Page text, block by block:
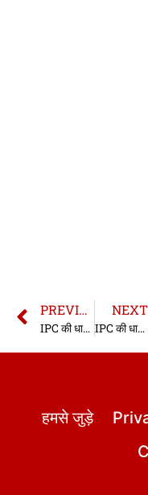
PREVIOUS
IPC की धारा 147 | धारा 147 भारतीय दण्ड संहिता | IPC Section 147 In Hindi
NEXT
IPC की धारा 149 | धारा 149 भारतीय दण्ड संहिता | IPC Section 149 In Hindi
हमसे जुड़े